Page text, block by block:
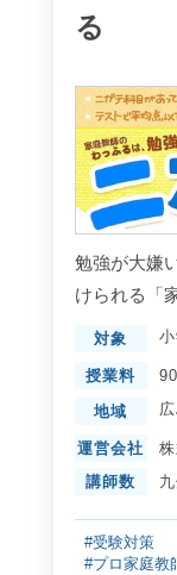
る
勉強が大嫌
けられる「
対象
授業料
地域
運営会社
講師数
#受験対策
#プロ家庭教